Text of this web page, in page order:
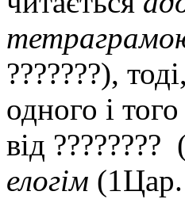
???????),
одного і
від ????????
елогім